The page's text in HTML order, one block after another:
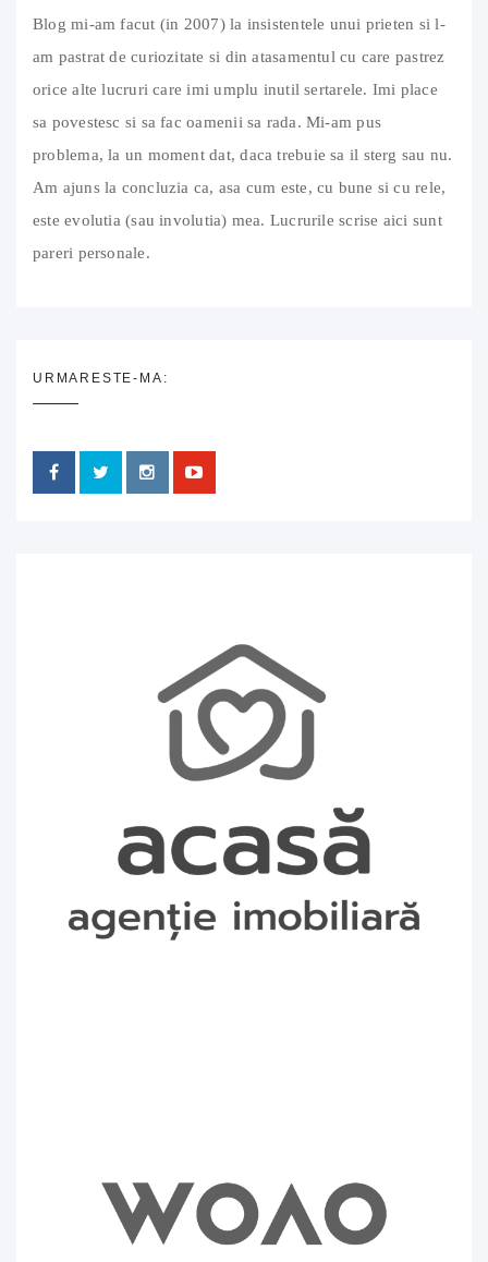
Blog mi-am facut (in 2007) la insistentele unui prieten si l-
am pastrat de curiozitate si din atasamentul cu care pastrez
orice alte lucruri care imi umplu inutil sertarele. Imi place
sa povestesc si sa fac oamenii sa rada. Mi-am pus
problema, la un moment dat, daca trebuie sa il sterg sau nu.
Am ajuns la concluzia ca, asa cum este, cu bune si cu rele,
este evolutia (sau involutia) mea. Lucrurile scrise aici sunt
pareri personale.
URMARESTE-MA: